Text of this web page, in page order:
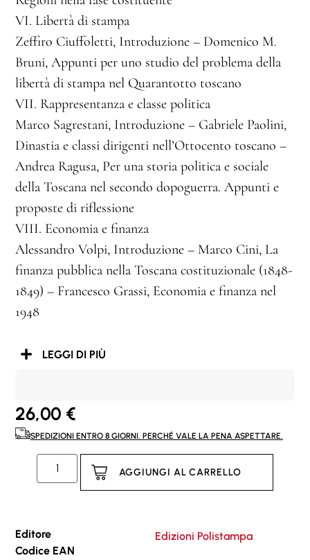
VI. Libertà di stampa
Zeffiro Ciuffoletti, Introduzione – Domenico M.
Bruni, Appunti per uno studio del problema della
libertà di stampa nel Quarantotto toscano
VII. Rappresentanza e classe politica
Marco Sagrestani, Introduzione – Gabriele Paolini,
Dinastia e classi dirigenti nell’Ottocento toscano –
Andrea Ragusa, Per una storia politica e sociale
della Toscana nel secondo dopoguerra. Appunti e
proposte di riflessione
VIII. Economia e finanza
Alessandro Volpi, Introduzione – Marco Cini, La
finanza pubblica nella Toscana costituzionale (1848-
1849) – Francesco Grassi, Economia e finanza nel
1948
LEGGI DI PIÙ
26,00 €
SPEDIZIONI ENTRO 8 GIORNI. PERCHÉ VALE LA PENA ASPETTARE.
AGGIUNGI AL CARRELLO
Editore
Edizioni Polistampa
Codice EAN